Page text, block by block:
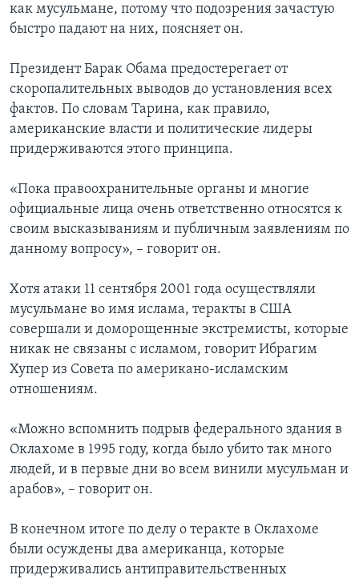
как мусульмане, потому что подозрения зачастую
быстро падают на них, поясняет он.
Президент Барак Обама предостерегает от
скоропалительных выводов до установления всех
фактов. По словам Тарина, как правило,
американские власти и политические лидеры
придерживаются этого принципа.
«Пока правоохранительные органы и многие
официальные лица очень ответственно относятся к
своим высказываниям и публичным заявлениям по
данному вопросу», – говорит он.
Хотя атаки 11 сентября 2001 года осуществляли
мусульмане во имя ислама, теракты в США
совершали и доморощенные экстремисты, которые
никак не связаны с исламом, говорит Ибрагим
Хупер из Совета по американо-исламским
отношениям.
«Можно вспомнить подрыв федерального здания в
Оклахоме в 1995 году, когда было убито так много
людей, и в первые дни во всем винили мусульман и
арабов», – говорит он.
В конечном итоге по делу о теракте в Оклахоме
были осуждены два американца, которые
придерживались антиправительственных